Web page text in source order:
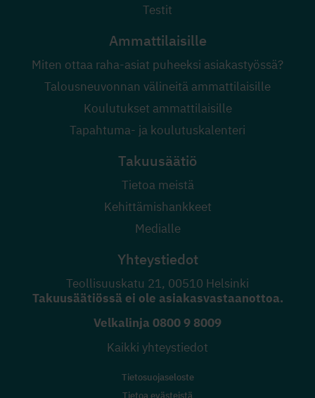
Testit
Ammattilaisille
Miten ottaa raha-asiat puheeksi asiakastyössä?
Talousneuvonnan välineitä ammattilaisille
Koulutukset ammattilaisille
Tapahtuma- ja koulutuskalenteri
Takuusäätiö
Tietoa meistä
Kehittämishankkeet
Medialle
Yhteystiedot
Teollisuuskatu 21, 00510 Helsinki
Takuusäätiössä ei ole asiakasvastaanottoa.
Velkalinja 0800 9 8009
Kaikki yhteystiedot
Tietosuojaseloste
Tietoa evästeistä